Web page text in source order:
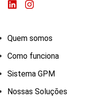
Quem somos
Como funciona
Sistema GPM
Nossas Soluções